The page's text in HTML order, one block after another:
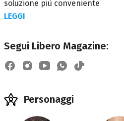
soluzione più conveniente
LEGGI
Segui Libero Magazine:
Personaggi